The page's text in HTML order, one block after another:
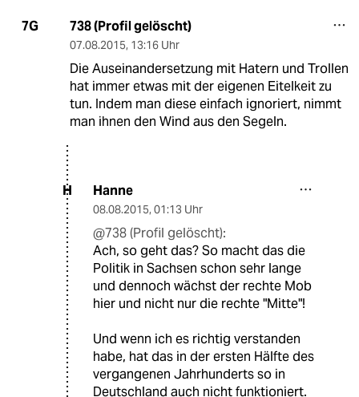
7G 738 (Profil gelöscht)
07.08.2015, 13:16 Uhr
Die Auseinandersetzung mit Hatern und Trollen
hat immer etwas mit der eigenen Eitelkeit zu
tun. Indem man diese einfach ignoriert, nimmt
man ihnen den Wind aus den Segeln.
H Hanne
08.08.2015, 01:13 Uhr
@738 (Profil gelöscht):
Ach, so geht das? So macht das die
Politik in Sachsen schon sehr lange
und dennoch wächst der rechte Mob
hier und nicht nur die rechte "Mitte"!
Und wenn ich es richtig verstanden
habe, hat das in der ersten Hälfte des
vergangenen Jahrhunderts so in
Deutschland auch nicht funktioniert.